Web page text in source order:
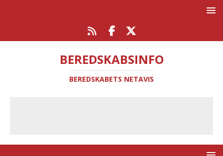
BEREDSKABSINFO
BEREDSKABETS NETAVIS